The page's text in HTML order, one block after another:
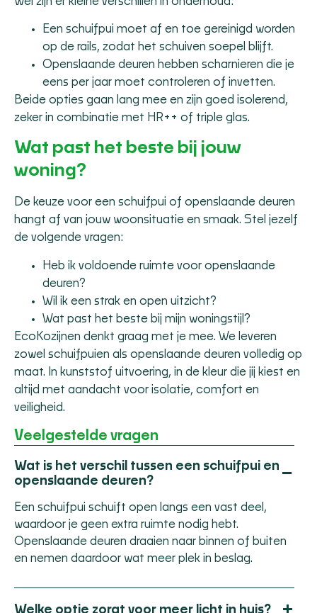
Een schuifpui moet af en toe gereinigd worden
op de rails, zodat het schuiven soepel blijft.
Openslaande deuren hebben scharnieren die je
eens per jaar moet controleren of invetten.
Beide opties gaan lang mee en zijn goed isolerend,
zeker in combinatie met HR++ of triple glas.
Wat past het beste bij jouw
woning?
De keuze voor een schuifpui of openslaande deuren
hangt af van jouw woonsituatie en smaak. Stel jezelf
de volgende vragen:
Heb ik voldoende ruimte voor openslaande
deuren?
Wil ik een strak en open uitzicht?
Wat past het beste bij mijn woningstijl?
EcoKozijnen denkt graag met je mee. We leveren
zowel schuifpuien als openslaande deuren volledig op
maat. In kunststof uitvoering, in de kleur die jij kiest en
altijd met aandacht voor isolatie, comfort en
veiligheid.
Veelgestelde vragen
Wat is het verschil tussen een schuifpui en
openslaande deuren?
−
Een schuifpui schuift open langs een vast deel,
waardoor je geen extra ruimte nodig hebt.
Openslaande deuren draaien naar binnen of buiten
en nemen daardoor wat meer plek in beslag.
Welke optie zorgt voor meer licht in huis?